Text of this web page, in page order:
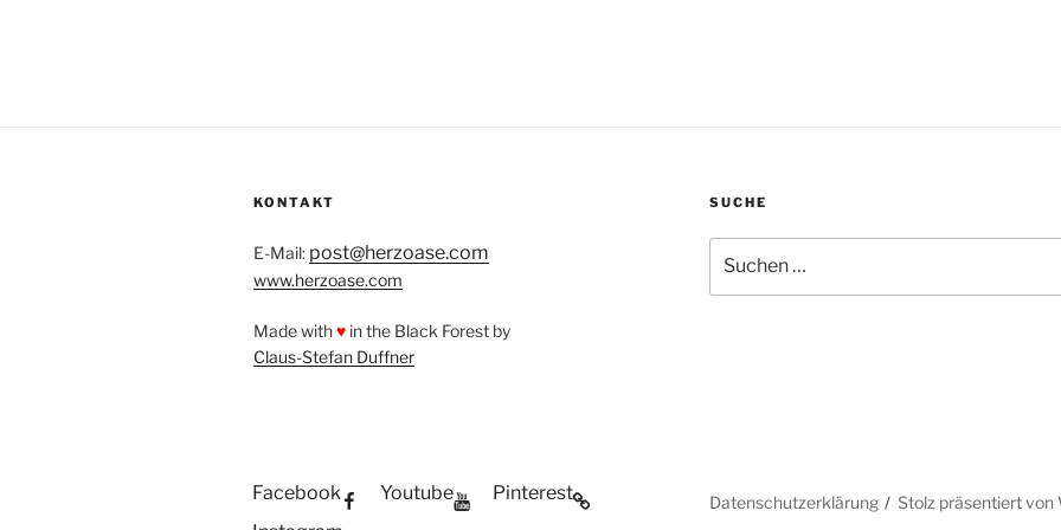
KONTAKT
E-Mail: post@herzoase.com
www.herzoase.com
Made with♥ in the Black Forest by
Claus-Stefan Duffner
SUCHE
nach:
Facebook Youtube
Pinterest
Datenschutzerklärung Stolz präsentiert von